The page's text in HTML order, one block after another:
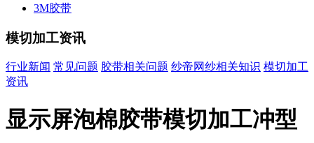
3M胶带
模切加工资讯
行业新闻 常见问题 胶带相关问题 纱帝网纱相关知识 模切加工
资讯
显示屏泡棉胶带模切加工冲型